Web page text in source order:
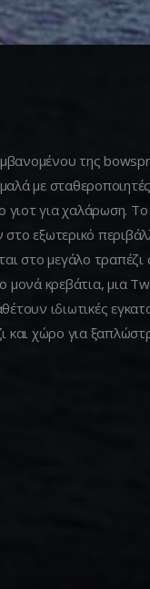
της
με
για χαλάρωση.
εξωτερικό
στο μεγάλο
κρεβάτια, μια
ιδιωτικές
και χώρο για